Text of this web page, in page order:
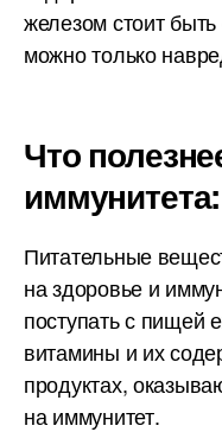
железом стоит
можно только
Что
иммунитета:
Питательные
на здоровье и
поступать с пищей
витамины и их
продуктах,
на иммунитет.